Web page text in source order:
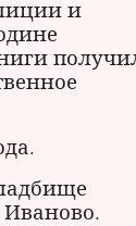
и
Иваново.